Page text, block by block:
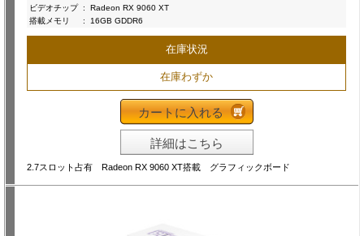
ビデオチップ :
Radeon RX 9060 XT
搭載メモリ
: 16GB GDDR6
在庫状況
在庫わずか
カートに入れる
詳細はこちら
2.7スロット占有 Radeon RX 9060 XT搭載 グラフィックボード